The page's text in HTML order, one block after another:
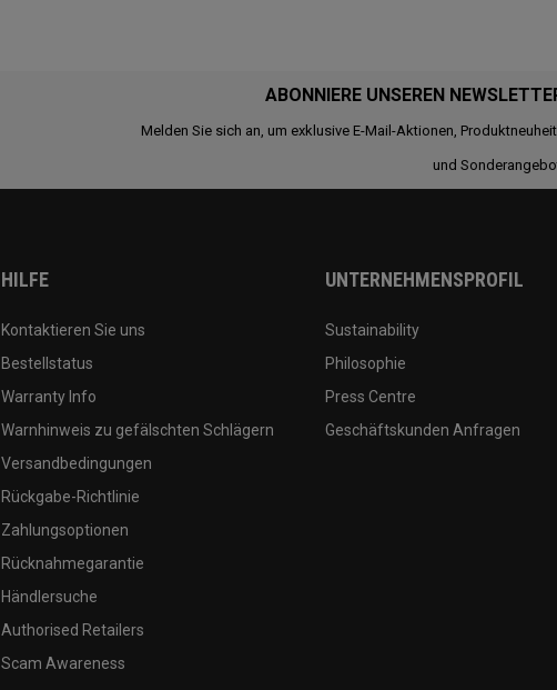
ABONNIERE UNSEREN
Melden Sie sich an, um exklusive E-Mail-Aktionen,
und
HILFE
Kontaktieren Sie uns
Bestellstatus
Warranty Info
Warnhinweis zu gefälschten Schlägern
Versandbedingungen
Rückgabe-Richtlinie
Zahlungsoptionen
Rücknahmegarantie
Händlersuche
Authorised Retailers
Scam Awareness
UNTERNEHMENSPROFIL
Sustainability
Philosophie
Press Centre
Geschäftskunden Anfragen